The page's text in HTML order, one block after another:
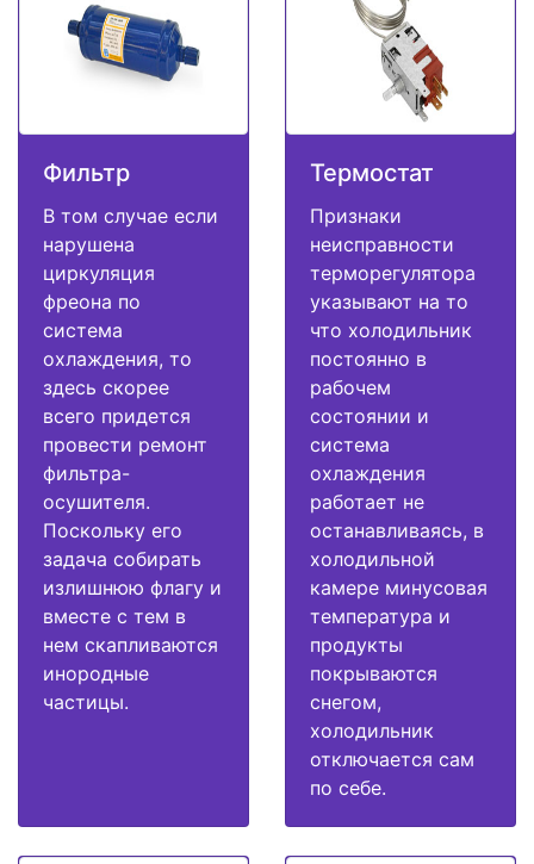
Фильтр
В том случае если
нарушена
циркуляция
фреона по
система
охлаждения, то
здесь скорее
всего придется
провести ремонт
фильтра-
осушителя.
Поскольку его
задача собирать
излишнюю флагу и
вместе с тем в
нем скапливаются
инородные
частицы.
Термостат
Признаки
неисправности
терморегулятора
указывают на то
что холодильник
постоянно в
рабочем
состоянии и
система
охлаждения
работает не
останавливаясь, в
холодильной
камере минусовая
температура и
продукты
покрываются
снегом,
холодильник
отключается сам
по себе.